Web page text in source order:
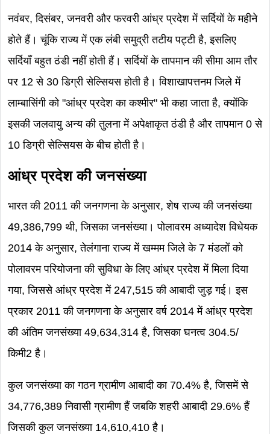
नवंबर, दिसंबर, जनवरी और फरवरी आंध्र प्रदेश में सर्दियों के महीने
होते हैं। चूंकि राज्य में एक लंबी समुद्री तटीय पट्टी है, इसलिए
सर्दियाँ बहुत ठंडी नहीं होती हैं। सर्दियों के तापमान की सीमा आम तौर
पर 12 से 30 डिग्री सेल्सियस होती है। विशाखापत्तनम जिले में
लाम्बासिंगी को "आंध्र प्रदेश का कश्मीर" भी कहा जाता है, क्योंकि
इसकी जलवायु अन्य की तुलना में अपेक्षाकृत ठंडी है और तापमान 0 से
10 डिग्री सेल्सियस के बीच होती है।
आंध्र प्रदेश की जनसंख्या
भारत की 2011 की जनगणना के अनुसार, शेष राज्य की जनसंख्या
49,386,799 थी, जिसका जनसंख्या। पोलावरम अध्यादेश विधेयक
2014 के अनुसार, तेलंगाना राज्य में खम्मम जिले के 7 मंडलों को
पोलावरम परियोजना की सुविधा के लिए आंध्र प्रदेश में मिला दिया
गया, जिससे आंध्र प्रदेश में 247,515 की आबादी जुड़ गई। इस
प्रकार 2011 की जनगणना के अनुसार वर्ष 2014 में आंध्र प्रदेश
की अंतिम जनसंख्या 49,634,314 है, जिसका घनत्व 304.5/
किमी2 है।
कुल जनसंख्या का गठन ग्रामीण आबादी का 70.4% है, जिसमें से
34,776,389 निवासी ग्रामीण हैं जबकि शहरी आबादी 29.6% हैं
जिसकी कुल जनसंख्या 14,610,410 है।